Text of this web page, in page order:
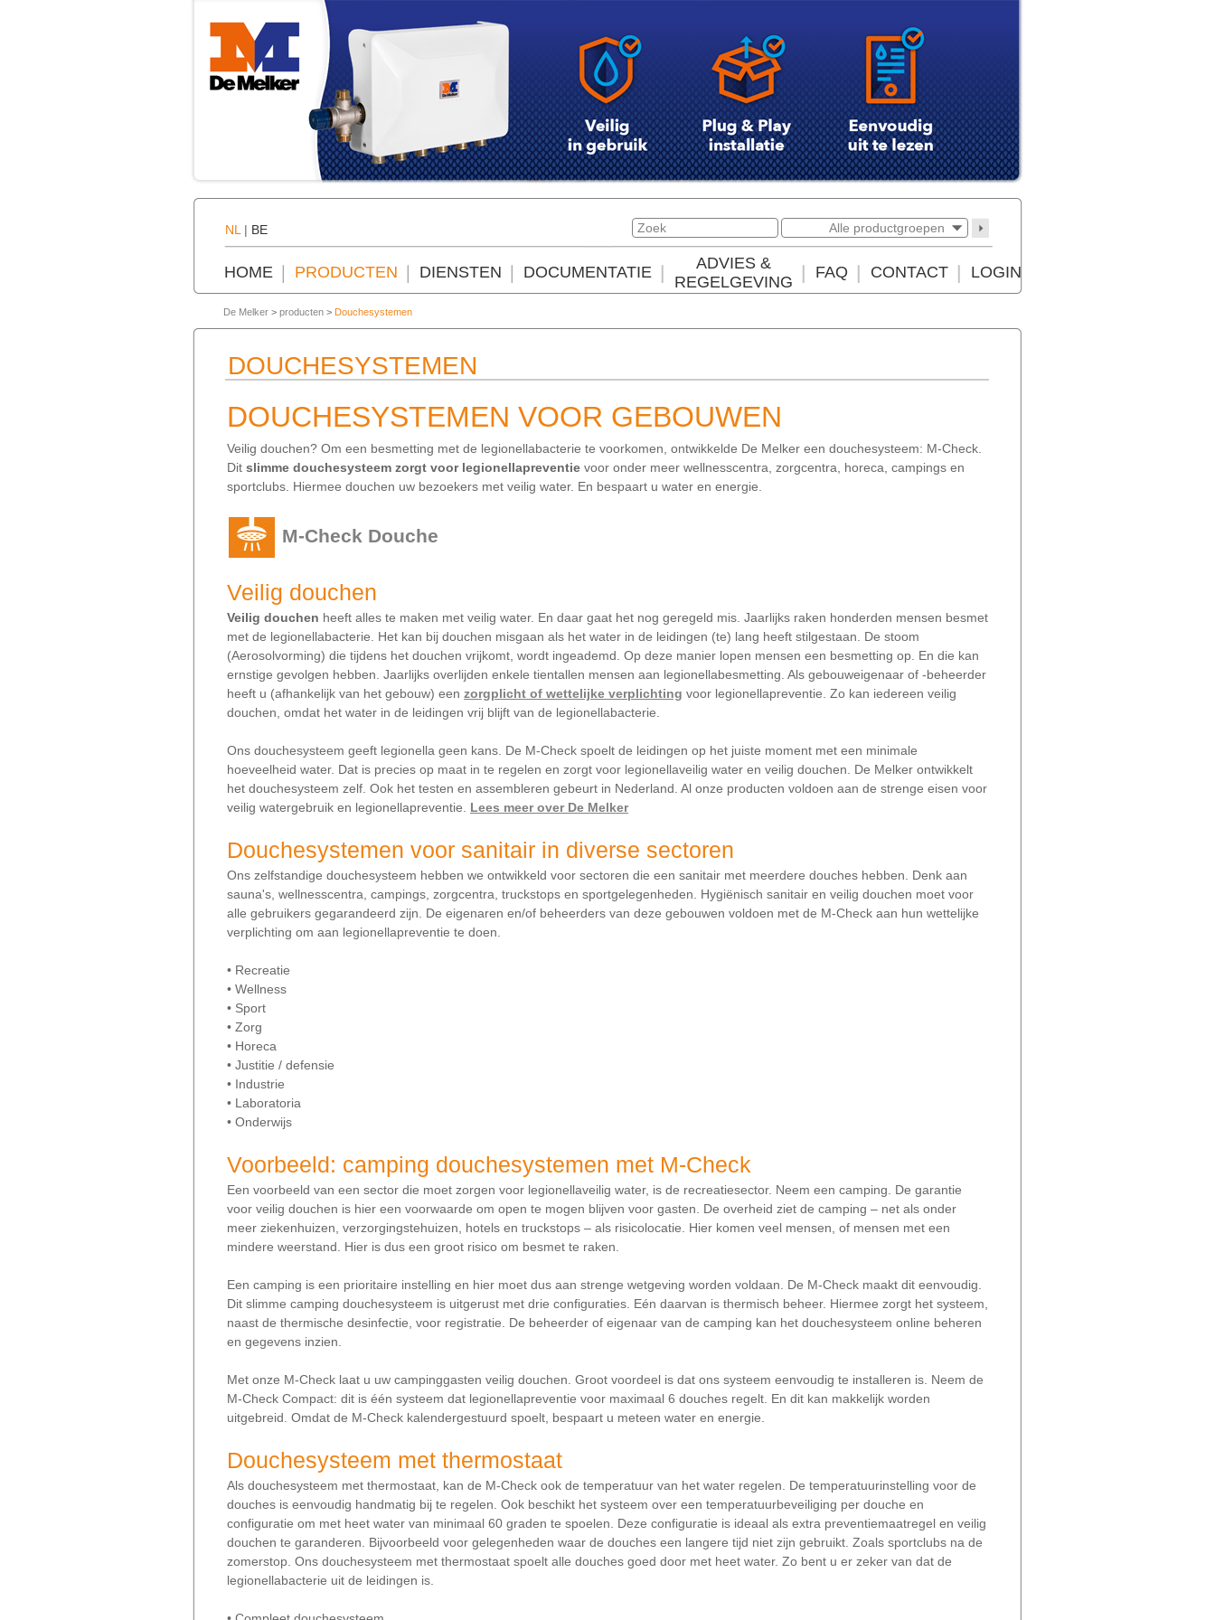
NL | BE Alle productgroepen
HOME PRODUCTEN DIENSTEN DOCUMENTATIE
ADVIES &
REGELGEVING
FAQ CONTACT LOGIN
De Melker > producten > Douchesystemen
DOUCHESYSTEMEN
DOUCHESYSTEMEN VOOR GEBOUWEN
Veilig douchen? Om een besmetting met de legionellabacterie te voorkomen, ontwikkelde De Melker een douchesysteem: M-Check.
Dit slimme douchesysteem zorgt voor legionellapreventie voor onder meer wellnesscentra, zorgcentra, horeca, campings en
sportclubs. Hiermee douchen uw bezoekers met veilig water. En bespaart u water en energie.
M-Check Douche
Veilig douchen
Veilig douchen heeft alles te maken met veilig water. En daar gaat het nog geregeld mis. Jaarlijks raken honderden mensen besmet
met de legionellabacterie. Het kan bij douchen misgaan als het water in de leidingen (te) lang heeft stilgestaan. De stoom
(Aerosolvorming) die tijdens het douchen vrijkomt, wordt ingeademd. Op deze manier lopen mensen een besmetting op. En die kan
ernstige gevolgen hebben. Jaarlijks overlijden enkele tientallen mensen aan legionellabesmetting. Als gebouweigenaar of -beheerder
heeft u (afhankelijk van het gebouw) een zorgplicht of wettelijke verplichting voor legionellapreventie. Zo kan iedereen veilig
douchen, omdat het water in de leidingen vrij blijft van de legionellabacterie.
Ons douchesysteem geeft legionella geen kans. De M-Check spoelt de leidingen op het juiste moment met een minimale
hoeveelheid water. Dat is precies op maat in te regelen en zorgt voor legionellaveilig water en veilig douchen. De Melker ontwikkelt
het douchesysteem zelf. Ook het testen en assembleren gebeurt in Nederland. Al onze producten voldoen aan de strenge eisen voor
veilig watergebruik en legionellapreventie. Lees meer over De Melker
Douchesystemen voor sanitair in diverse sectoren
Ons zelfstandige douchesysteem hebben we ontwikkeld voor sectoren die een sanitair met meerdere douches hebben. Denk aan
sauna's, wellnesscentra, campings, zorgcentra, truckstops en sportgelegenheden. Hygiënisch sanitair en veilig douchen moet voor
alle gebruikers gegarandeerd zijn. De eigenaren en/of beheerders van deze gebouwen voldoen met de M-Check aan hun wettelijke
verplichting om aan legionellapreventie te doen.
• Recreatie
• Wellness
• Sport
• Zorg
• Horeca
• Justitie / defensie
• Industrie
• Laboratoria
• Onderwijs
Voorbeeld: camping douchesystemen met M-Check
Een voorbeeld van een sector die moet zorgen voor legionellaveilig water, is de recreatiesector. Neem een camping. De garantie
voor veilig douchen is hier een voorwaarde om open te mogen blijven voor gasten. De overheid ziet de camping – net als onder
meer ziekenhuizen, verzorgingstehuizen, hotels en truckstops – als risicolocatie. Hier komen veel mensen, of mensen met een
mindere weerstand. Hier is dus een groot risico om besmet te raken.
Een camping is een prioritaire instelling en hier moet dus aan strenge wetgeving worden voldaan. De M-Check maakt dit eenvoudig.
Dit slimme camping douchesysteem is uitgerust met drie configuraties. Eén daarvan is thermisch beheer. Hiermee zorgt het systeem,
naast de thermische desinfectie, voor registratie. De beheerder of eigenaar van de camping kan het douchesysteem online beheren
en gegevens inzien.
Met onze M-Check laat u uw campinggasten veilig douchen. Groot voordeel is dat ons systeem eenvoudig te installeren is. Neem de
M-Check Compact: dit is één systeem dat legionellapreventie voor maximaal 6 douches regelt. En dit kan makkelijk worden
uitgebreid. Omdat de M-Check kalendergestuurd spoelt, bespaart u meteen water en energie.
Douchesysteem met thermostaat
Als douchesysteem met thermostaat, kan de M-Check ook de temperatuur van het water regelen. De temperatuurinstelling voor de
douches is eenvoudig handmatig bij te regelen. Ook beschikt het systeem over een temperatuurbeveiliging per douche en
configuratie om met heet water van minimaal 60 graden te spoelen. Deze configuratie is ideaal als extra preventiemaatregel en veilig
douchen te garanderen. Bijvoorbeeld voor gelegenheden waar de douches een langere tijd niet zijn gebruikt. Zoals sportclubs na de
zomerstop. Ons douchesysteem met thermostaat spoelt alle douches goed door met heet water. Zo bent u er zeker van dat de
legionellabacterie uit de leidingen is.